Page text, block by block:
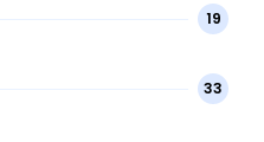
19
33